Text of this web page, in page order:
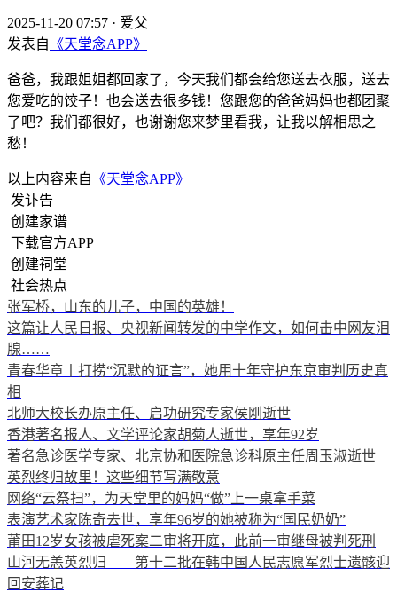
2025-11-20 07:57 · 爱父
发表自 《天堂念APP》
爸爸，我跟姐姐都回家了，今天我们都会给您送去衣服，送去
您爱吃的饺子！也会送去很多钱！您跟您的爸爸妈妈也都团聚
了吧？我们都很好，也谢谢您来梦里看我，让我以解相思之
愁！
以上内容来自 《天堂念APP》
发讣告
创建家谱
下载官方APP
创建祠堂
社会热点
张军桥，山东的儿子，中国的英雄！
这篇让人民日报、央视新闻转发的中学作文，如何击中网友泪
腺……
青春华章丨打捞“沉默的证言”，她用十年守护东京审判历史真
相
北师大校长办原主任、启功研究专家侯刚逝世
香港著名报人、文学评论家胡菊人逝世，享年92岁
著名急诊医学专家、北京协和医院急诊科原主任周玉淑逝世
英烈终归故里！这些细节写满敬意
网络“云祭扫”，为天堂里的妈妈“做”上一桌拿手菜
表演艺术家陈奇去世，享年96岁的她被称为“国民奶奶”
莆田12岁女孩被虐死案二审将开庭，此前一审继母被判死刑
山河无恙英烈归——第十二批在韩中国人民志愿军烈士遗骸迎
回安葬记